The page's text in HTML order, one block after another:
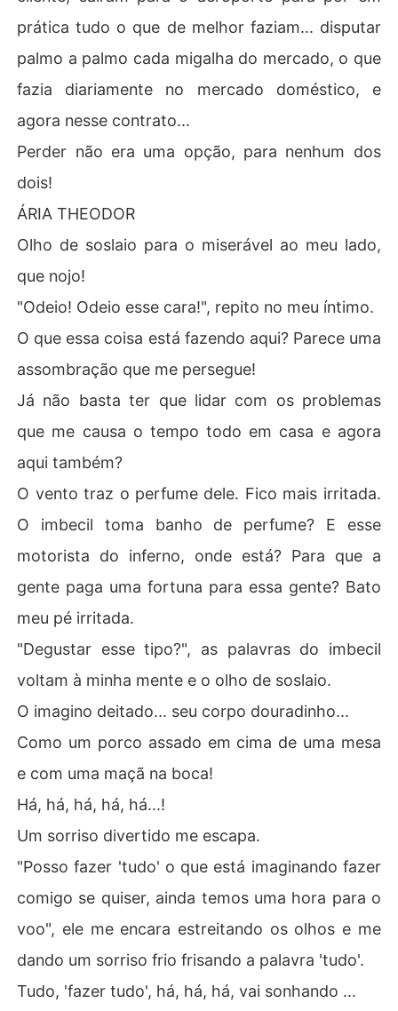
prática tudo o que de melhor faziam... disputar
palmo a palmo cada migalha do mercado, o que
fazia diariamente no mercado doméstico, e
agora nesse contrato...
Perder não era uma opção, para nenhum dos
dois!
ÁRIA THEODOR
Olho de soslaio para o miserável ao meu lado,
que nojo!
"Odeio! Odeio esse cara!", repito no meu íntimo.
O que essa coisa está fazendo aqui? Parece uma
assombração que me persegue!
Já não basta ter que lidar com os problemas
que me causa o tempo todo em casa e agora
aqui também?
O vento traz o perfume dele. Fico mais irritada.
O imbecil toma banho de perfume? E esse
motorista do inferno, onde está? Para que a
gente paga uma fortuna para essa gente? Bato
meu pé irritada.
"Degustar esse tipo?", as palavras do imbecil
voltam à minha mente e o olho de soslaio.
O imagino deitado... seu corpo douradinho...
Como um porco assado em cima de uma mesa
e com uma maçã na boca!
Há, há, há, há, há...!
Um sorriso divertido me escapa.
"Posso fazer 'tudo' o que está imaginando fazer
comigo se quiser, ainda temos uma hora para o
voo", ele me encara estreitando os olhos e me
dando um sorriso frio frisando a palavra 'tudo'.
Tudo, 'fazer tudo', há, há, há, vai sonhando ...